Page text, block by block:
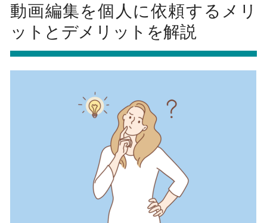
動画編集を個人に依頼するメリ
ットとデメリットを解説